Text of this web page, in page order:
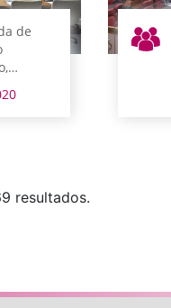
de
y el
resultados.